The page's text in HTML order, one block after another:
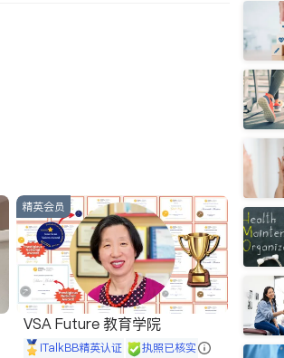
精英会员
VSA Future 教育学院
iTalkBB精英认证 执照已核实